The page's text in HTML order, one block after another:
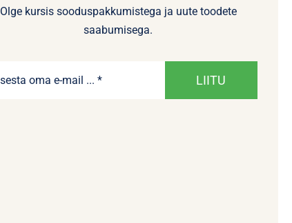
Olge kursis sooduspakkumistega ja uute toodete
saabumisega.
LIITU